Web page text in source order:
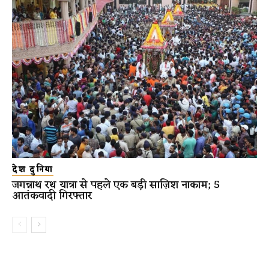
देश दुनिया
जगन्नाथ रथ यात्रा से पहले एक बड़ी साज़िश नाकाम; 5
आतंकवादी गिरफ्तार